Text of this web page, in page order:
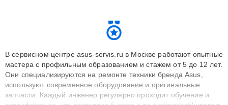
В сервисном центре asus-servis.ru в Москве работают опытные
мастера с профильным образованием и стажем от 5 до 12 лет.
Они специализируются на ремонте техники бренда Asus,
используют современное оборудование и оригинальные
запчасти. Каждый инженер регулярно проходит обучение и